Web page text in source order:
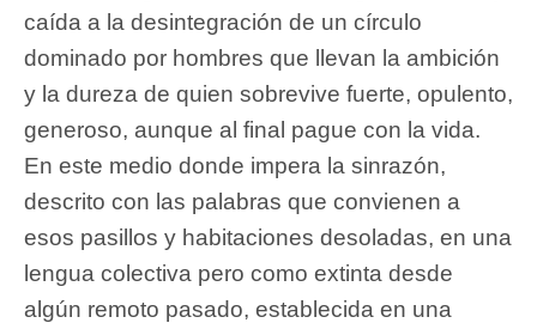
caída a la desintegración de un círculo
dominado por hombres que llevan la ambición
y la dureza de quien sobrevive fuerte, opulento,
generoso, aunque al final pague con la vida.
En este medio donde impera la sinrazón,
descrito con las palabras que convienen a
esos pasillos y habitaciones desoladas, en una
lengua colectiva pero como extinta desde
algún remoto pasado, establecida en una